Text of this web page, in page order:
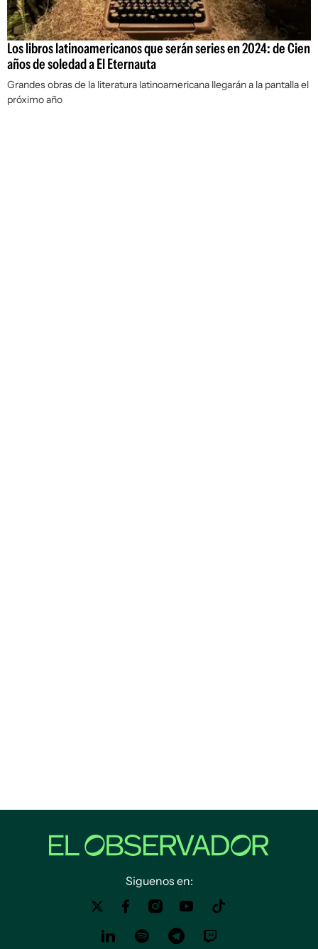
Los libros latinoamericanos que serán series en 2024: de Cien
años de soledad a El Eternauta
Grandes obras de la literatura latinoamericana llegarán a la pantalla el
próximo año
Siguenos en: